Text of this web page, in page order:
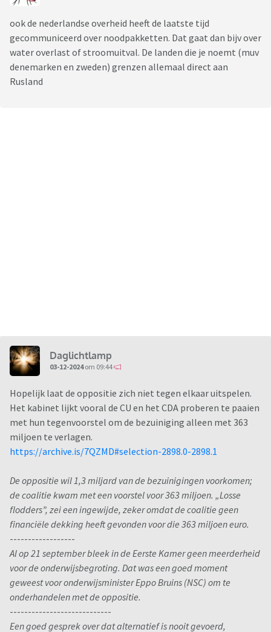
ook de nederlandse overheid heeft de laatste tijd
gecommuniceerd over noodpakketten. Dat gaat dan bijv over
water overlast of stroomuitval. De landen die je noemt (muv
denemarken en zweden) grenzen allemaal direct aan
Rusland
Daglichtlamp
03-12-2024om 09:44
Hopelijk laat de oppositie zich niet tegen elkaar uitspelen.
Het kabinet lijkt vooral de CU en het CDA proberen te paaien
met hun tegenvoorstel om de bezuiniging alleen met 363
miljoen te verlagen.
https://archive.is/7QZMD#selection-2898.0-2898.1
De oppositie wil 1,3 miljard van de bezuinigingen voorkomen;
de coalitie kwam met een voorstel voor 363 miljoen. „Losse
flodders”, zei een ingewijde, zeker omdat de coalitie geen
financiële dekking heeft gevonden voor die 363 miljoen euro.
------------------
Al op 21 september bleek in de Eerste Kamer geen meerderheid
voor de onderwijsbegroting. Dat was een goed moment
geweest voor onderwijsminister Eppo Bruins (NSC) om te
onderhandelen met de oppositie.
----------------------------
Een goed gesprek over dat alternatief is nooit gevoerd,